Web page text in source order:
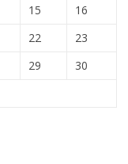
15
16
22
23
29
30